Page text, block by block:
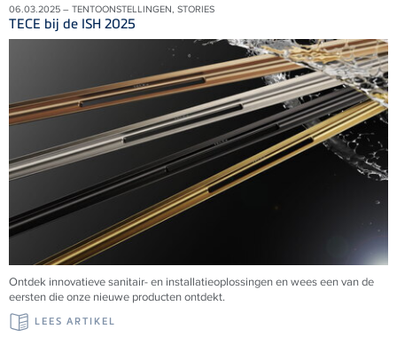
06.03.2025 – TENTOONSTELLINGEN, STORIES
TECE bij de ISH 2025
Ontdek innovatieve sanitair- en installatieoplossingen en wees een van de
eersten die onze nieuwe producten ontdekt.
LEES ARTIKEL